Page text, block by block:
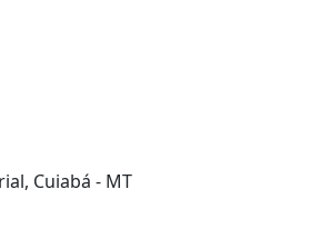
Cuiabá - MT